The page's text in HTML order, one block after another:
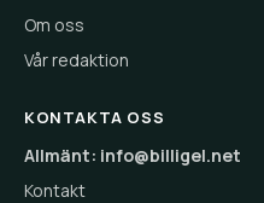
Om oss
Vår redaktion
KONTAKTA OSS
Allmänt: info@billigel.net
Kontakt